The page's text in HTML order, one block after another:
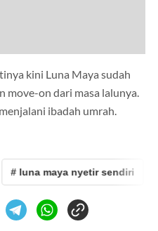
kini Luna Maya sudah
move-on dari masa lalunya.
ibadah umrah.
# luna maya nyetir sendiri